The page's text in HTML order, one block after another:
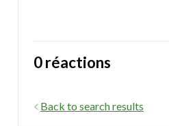
0 réactions
Back to search results